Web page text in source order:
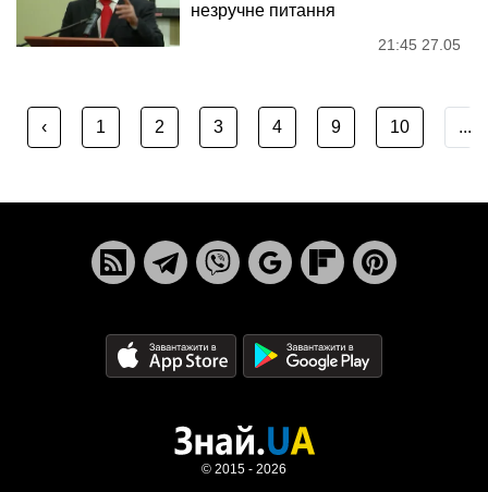
незручне питання
21:45 27.05
‹ 1 2 3 4 9 10 ...
© 2015 - 2026